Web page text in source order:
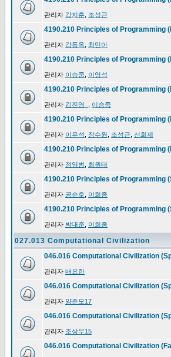
관리자 강지훈 조성근
4190.210 Principles of Programming
관리자 강동옥 최민아
4190.210 Principles of Programming
관리자 이승중 이영석
4190.210 Principles of Programming
관리자 김진영_ 이승중
4190.210 Principles of Programming
관리자 이우석 장수원 조성근 신희제
4190.210 Principles of Programming
관리자 정영범 최원태
4190.210 Principles of Programming
관리자 공순호 이희종
4190.210 Principles of Programming
관리자 박대준 이희종
027.013 Computational Civilization
046.016 Computational Civilization
관리자 배요한
046.016 Computational Civilization
관리자 양준모17
046.016 Computational Civilization
관리자 조상우15
046.016 Computational Civilization